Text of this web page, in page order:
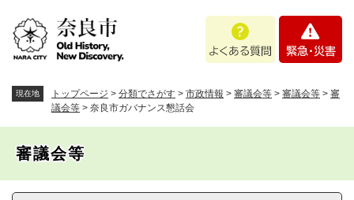
あ
問
・
現在地 トップページ > 分類でさがす > 市政情報 > 審議会等 > 審議会等 > 審
議会等 > 奈良市ガバナンス懇話会
審議会等